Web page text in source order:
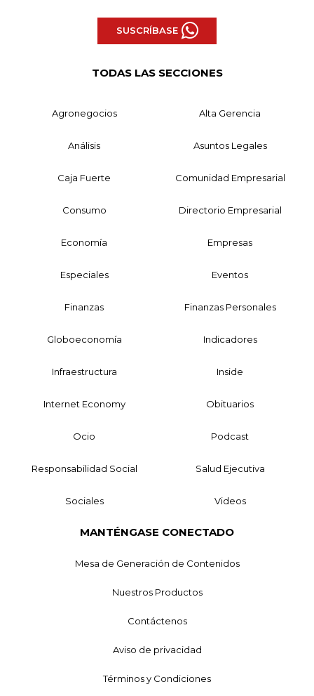
SUSCRÍBASE
TODAS LAS SECCIONES
Agronegocios Alta Gerencia
Análisis Asuntos Legales
Caja Fuerte Comunidad Empresarial
Consumo Directorio Empresarial
Economía Empresas
Especiales Eventos
Finanzas Finanzas Personales
Globoeconomía Indicadores
Infraestructura Inside
Internet Economy Obituarios
Ocio Podcast
Responsabilidad Social Salud Ejecutiva
Sociales Videos
MANTÉNGASE CONECTADO
Mesa de Generación de Contenidos
Nuestros Productos
Contáctenos
Aviso de privacidad
Términos y Condiciones